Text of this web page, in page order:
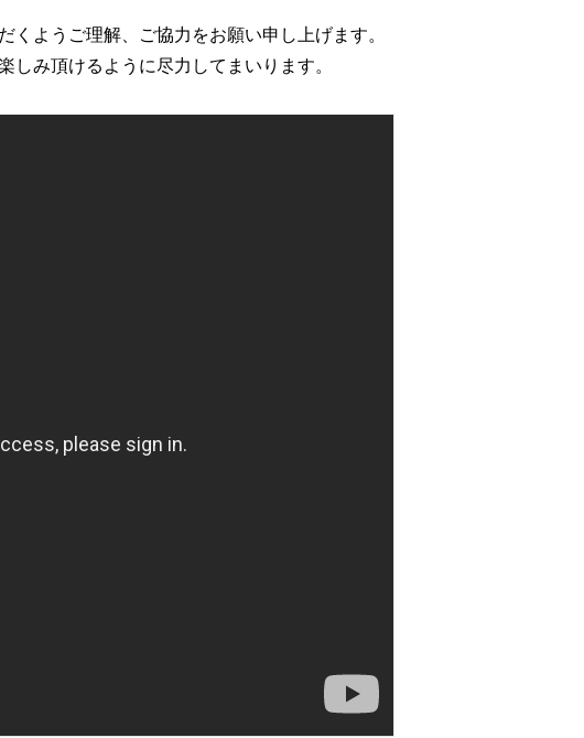
ようご理解、ご協力をお願い申し上げます。
み頂けるように尽力してまいります。